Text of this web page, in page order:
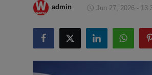
Kesehatan admin Jun 27, 2026 -